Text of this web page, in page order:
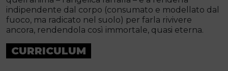
indipendente dal corpo (consumato e modellato dal
fuoco, ma radicato nel suolo) per farla rivivere
ancora, rendendola così immortale, quasi eterna.
CURRICULUM